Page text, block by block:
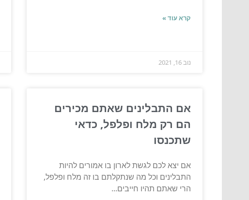
קרא עוד »
נוב 16, 2021
אם התבלינים שאתם מכירים
הם רק מלח ופלפל, כדאי
שתכנסו
אם יצא לכם לגשת לארון בו אמורים להיות
התבלינים וכל מה שנתקלתם בו זה מלח ופלפל,
הרי שאתם תהיו חייבים...